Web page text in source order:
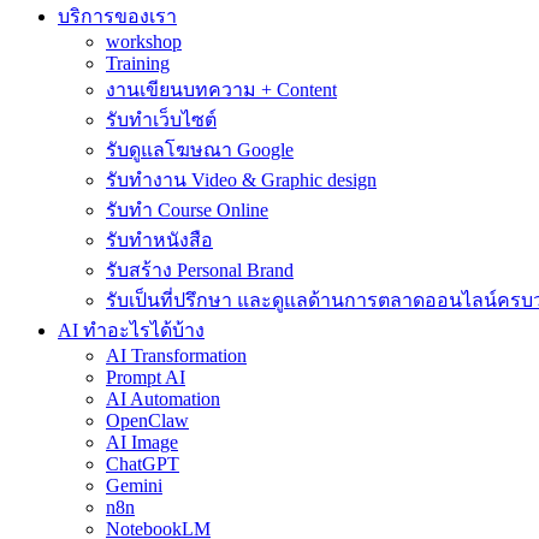
บริการของเรา
workshop
Training
งานเขียนบทความ + Content
รับทำเว็บไซต์
รับดูแลโฆษณา Google
รับทำงาน Video & Graphic design
รับทำ Course Online
รับทำหนังสือ
รับสร้าง Personal Brand
รับเป็นที่ปรึกษา และดูแลด้านการตลาดออนไลน์ครบ
AI ทำอะไรได้บ้าง
AI Transformation
Prompt AI
AI Automation
OpenClaw
AI Image
ChatGPT
Gemini
n8n
NotebookLM